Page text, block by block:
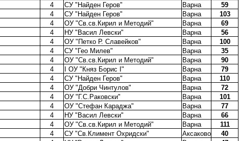
4 СУ "Найден Геров" Варна
59
4 СУ "Найден Геров" Варна
103
4 ОУ "Св.св.Кирил и Методий" Варна
69
4 НУ "Васил Левски" Варна
56
4 ОУ "Петко Р. Славейков" Варна
100
4 СУ "Гео Милев" Варна
35
4 ОУ "Св.св.Кирил и Методий" Варна
90
4 I ОУ "Княз Борис I" Варна
79
4 СУ "Найден Геров" Варна
110
4 ОУ "Добри Чинтулов" Варна
72
4 ОУ "Г.С.Раковски" Варна
101
4 ОУ "Стефан Караджа" Варна
77
4 НУ "Васил Левски" Варна
66
4 ОУ "Св.св.Кирил и Методий" Варна
111
4 СУ "Св.Климент Охридски" Аксаково
40